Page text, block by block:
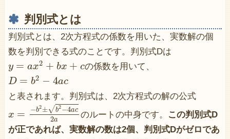
判別式とは
判別式とは、2次方程式の係数を用いた、実数解の個
数を判別できる式のことです。判別式Dは
y = ax2 + bx + cの係数を用いて、
D = b2 − 4ac
と表されます。判別式は、2次方程式の解の公式
x = −b2± b2−4ac
√
2a
のルートの中身です。
この判別式D
が正であれば、実数解の数は2個、判別式Dがゼロであ